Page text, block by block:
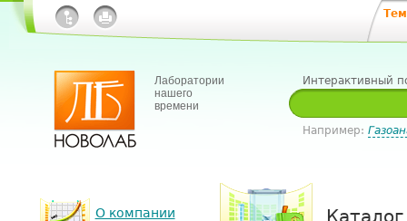
Лаборатории
нашего
времени
Интерактивный
Например:
О компании